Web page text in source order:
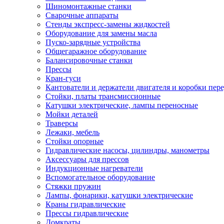
Шиномонтажные станки
Сварочные аппараты
Стенды экспресс-замены жидкостей
Оборудование для замены масла
Пуско-зарядные устройства
Общегаражное оборудование
Балансировочные станки
Прессы
Кран-гуси
Кантователи и держатели двигателя и коробки
Стойки, платы трансмиссионные
Катушки электрические, лампы переносные
Мойки деталей
Траверсы
Лежаки, мебель
Стойки опорные
Гидравлические насосы, цилиндры, манометры
Аксессуары для прессов
Индукционные нагреватели
Вспомогательное оборудование
Стяжки пружин
Лампы, фонарики, катушки электрические
Краны гидравлические
Прессы гидравлические
Домкраты